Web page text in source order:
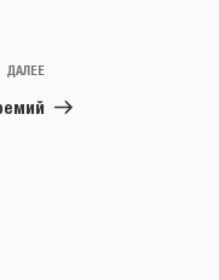
Следующая
запись
ДАЛЕЕ